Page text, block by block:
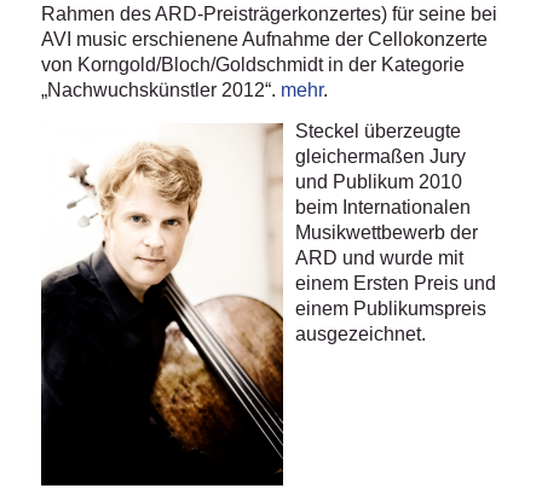
Rahmen des ARD-Preisträgerkonzertes) für seine bei
AVI music erschienene Aufnahme der Cellokonzerte
von Korngold/Bloch/Goldschmidt in der Kategorie
„Nachwuchskünstler 2012“. mehr.
Steckel überzeugte
gleichermaßen Jury
und Publikum 2010
beim Internationalen
Musikwettbewerb der
ARD und wurde mit
einem Ersten Preis und
einem Publikumspreis
ausgezeichnet.